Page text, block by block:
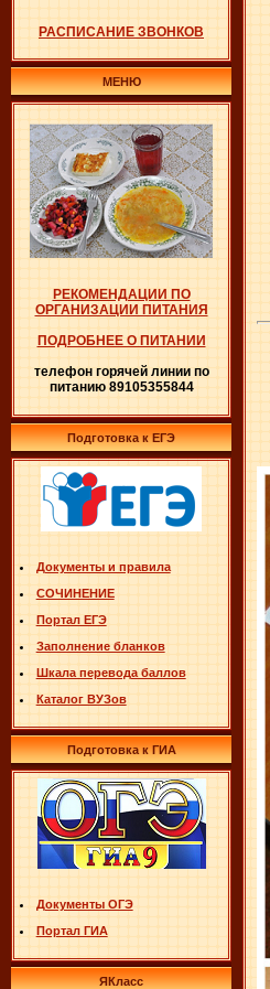
РАСПИСАНИЕ ЗВОНКОВ
МЕНЮ
РЕКОМЕНДАЦИИ ПО
ОРГАНИЗАЦИИ ПИТАНИЯ
ПОДРОБНЕЕ О ПИТАНИИ
телефон горячей линии по
питанию 89105355844
Подготовка к ЕГЭ
Документы и правила
СОЧИНЕНИЕ
Портал ЕГЭ
Заполнение бланков
Шкала перевода баллов
Каталог ВУЗов
Подготовка к ГИА
Документы ОГЭ
Портал ГИА
ЯКласс